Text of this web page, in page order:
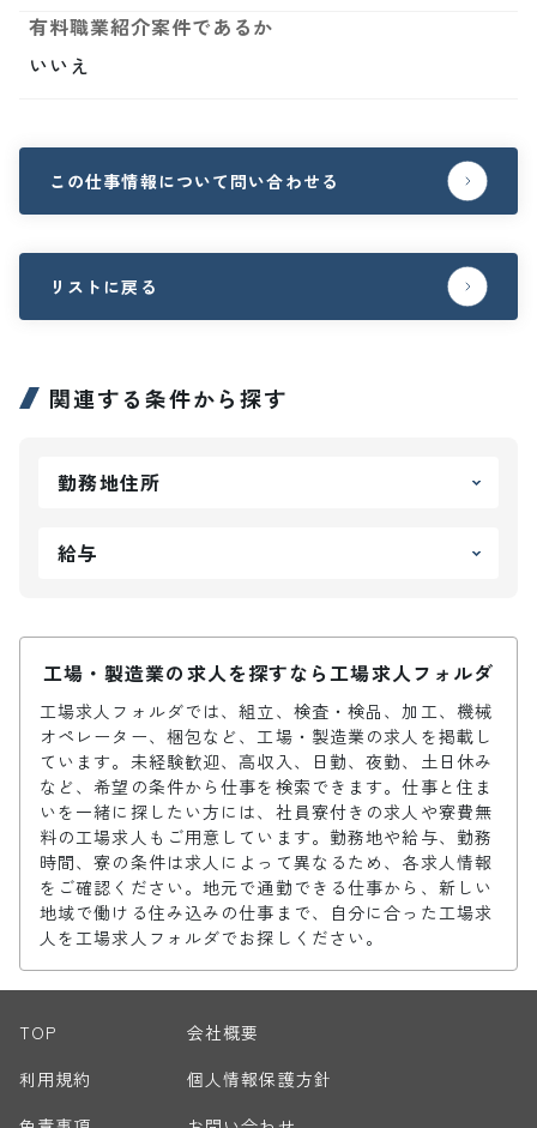
有料職業紹介案件であるか
いいえ
この仕事情報について問い合わせる
リストに戻る
関連する条件から探す
勤務地住所
給与
工場・製造業の求人を探すなら工場求人フォルダ
工場求人フォルダでは、組立、検査・検品、加工、機械
オペレーター、梱包など、工場・製造業の求人を掲載し
ています。未経験歓迎、高収入、日勤、夜勤、土日休み
など、希望の条件から仕事を検索できます。仕事と住ま
いを一緒に探したい方には、社員寮付きの求人や寮費無
料の工場求人もご用意しています。勤務地や給与、勤務
時間、寮の条件は求人によって異なるため、各求人情報
をご確認ください。地元で通勤できる仕事から、新しい
地域で働ける住み込みの仕事まで、自分に合った工場求
人を工場求人フォルダでお探しください。
TOP
会社概要
利用規約
個人情報保護方針